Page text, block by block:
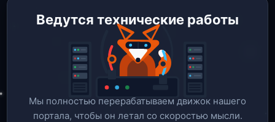
Ведутся технические работы
Мы полностью перерабатываем движок нашего
портала, чтобы он летал со скоростью мысли.